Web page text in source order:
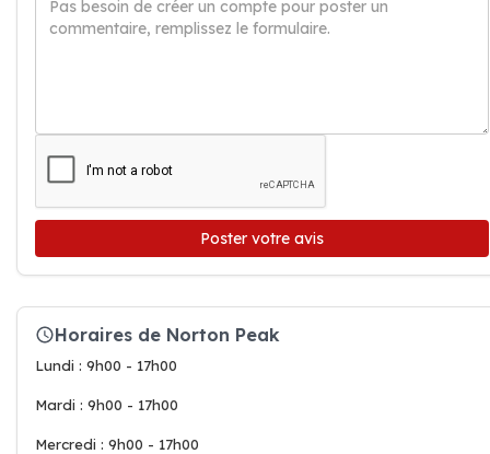
Poster votre avis
Horaires de Norton Peak
Lundi : 9h00 - 17h00
Mardi : 9h00 - 17h00
Mercredi : 9h00 - 17h00